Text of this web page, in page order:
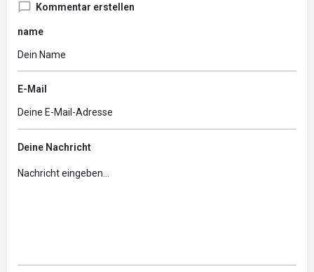
Kommentar erstellen
name
E-Mail
Deine Nachricht